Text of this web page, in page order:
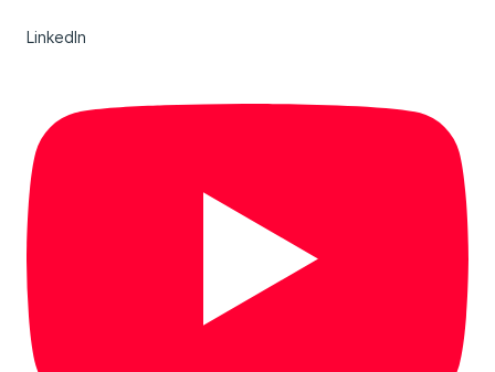
LinkedIn